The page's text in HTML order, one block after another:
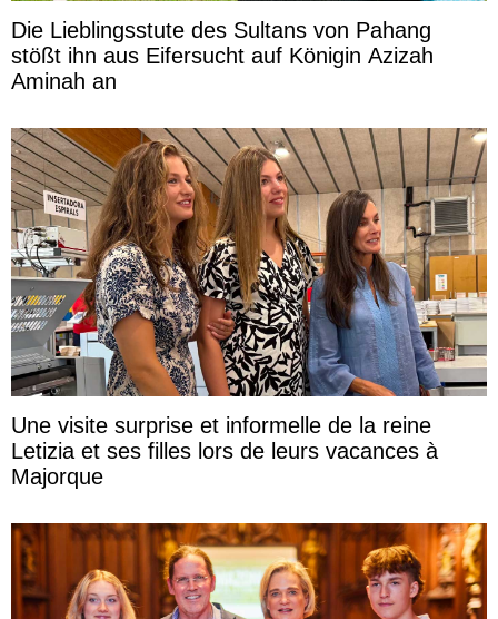
Die Lieblingsstute des Sultans von Pahang
stößt ihn aus Eifersucht auf Königin Azizah
Aminah an
Une visite surprise et informelle de la reine
Letizia et ses filles lors de leurs vacances à
Majorque